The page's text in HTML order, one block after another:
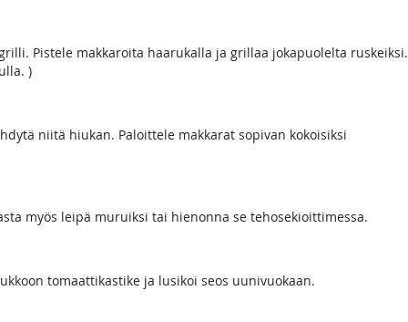
Pistele makkaroita haarukalla ja grillaa jokapuolelta ruskeiksi.
)
niitä hiukan. Paloittele makkarat sopivan kokoisiksi
myös leipä muruiksi tai hienonna se tehosekioittimessa.
tomaattikastike ja lusikoi seos uunivuokaan.